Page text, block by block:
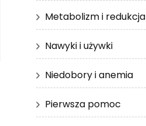
Metabolizm i redukcja
Nawyki i używki
Niedobory i anemia
Pierwsza pomoc